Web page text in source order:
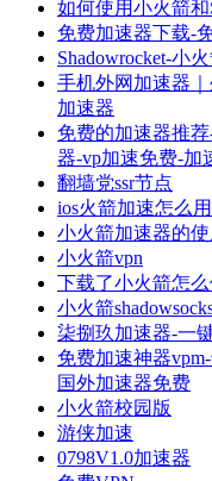
如何使用小火箭和
免费加速器下载-
Shadowrocket-小
手机外网加速器
加速器
免费的加速器推
器-vp加速免费-加
翻墙党ssr节点
ios火箭加速怎么
小火箭加速器的
小火箭vpn
下载了小火箭怎
小火箭
柒捌玖加速器-一
免费加速神器
国外加速器免费
小火箭校园版
游侠加速
0798V1.0加速器